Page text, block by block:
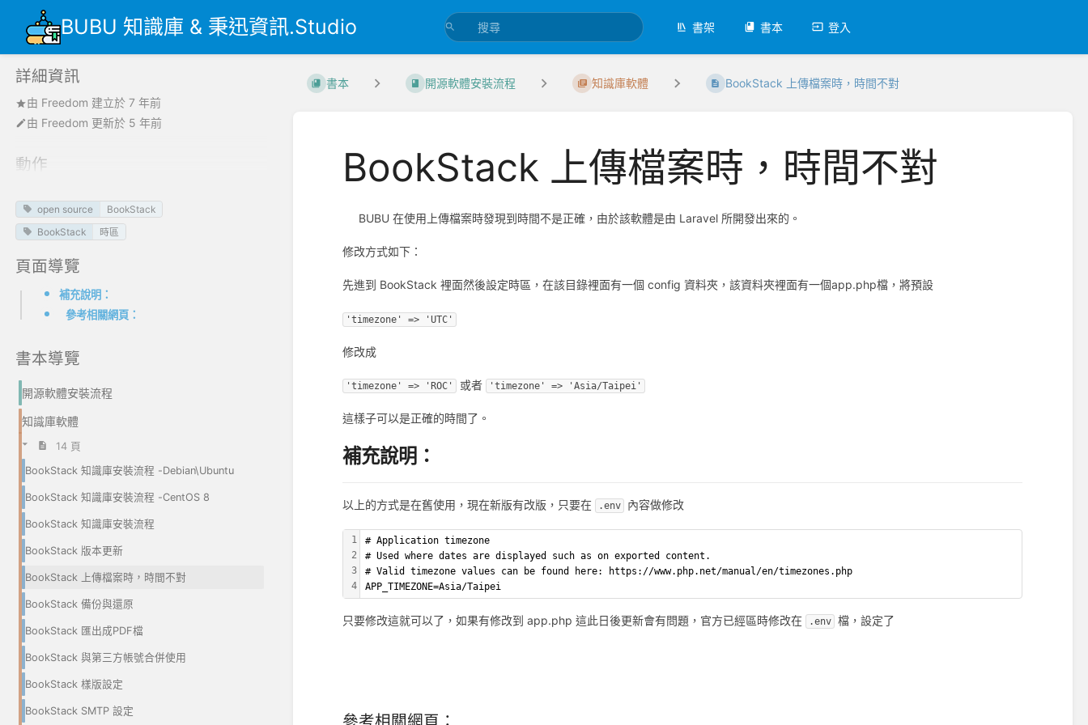
BUBU 知識庫 & 秉迅資訊.Studio 書架 書本 登入
詳細資訊
由 Freedom 建立於 7 年前
由 Freedom 更新於 5 年前
動作
open source
BookStack
BookStack
時區
頁面導覽
補充說明：
參考相關網頁：
書本導覽
開源軟體安裝流程
知識庫軟體
14 頁
BookStack 知識庫安裝流程 -Debian\Ubuntu
BookStack 知識庫安裝流程 -CentOS 8
BookStack 知識庫安裝流程
BookStack 版本更新
BookStack 上傳檔案時，時間不對
BookStack 備份與還原
BookStack 匯出成PDF檔
BookStack 與第三方帳號合併使用
BookStack 樣版設定
BookStack SMTP 設定
書本 開源軟體安裝流程 知識庫軟體 BookStack 上傳檔案時，時間不對
BookStack 上傳檔案時，時間不對
BUBU 在使用上傳檔案時發現到時間不是正確，由於該軟體是由 Laravel 所開發出來的。
修改方式如下：
先進到 BookStack 裡面然後設定時區，在該目錄裡面有一個 config 資料夾，該資料夾裡面有一個app.php檔，將預設
'timezone' => 'UTC'
修改成
'timezone' => 'ROC' 或者 'timezone' => 'Asia/Taipei'
這樣子可以是正確的時間了。
補充說明：
以上的方式是在舊使用，現在新版有改版，只要在 .env 內容做修改
1
2
3
4
# Application timezone
# Used where dates are displayed such as on exported content.
# Valid timezone values can be found here: https://www.php.net/manual/en/timezones.php
APP_TIMEZONE=Asia/Taipei
只要修改這就可以了，如果有修改到 app.php 這此日後更新會有問題，官方已經區時修改在 .env 檔，設定了
參考相關網頁：